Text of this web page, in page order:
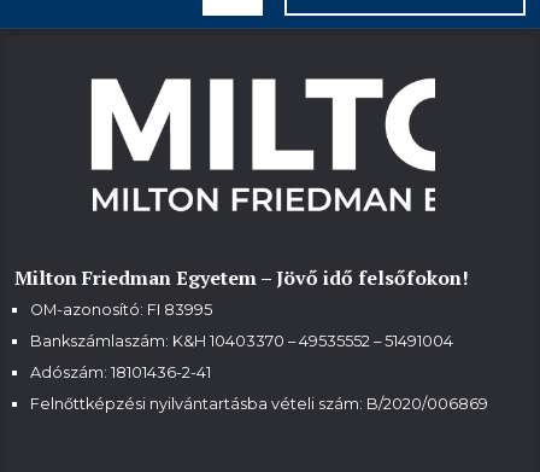
Milton Friedman Egyetem – Jövő idő felsőfokon!
OM-azonosító: FI 83995
Bankszámlaszám: K&H 10403370 – 49535552 – 51491004
Adószám: 18101436-2-41
Felnőttképzési nyilvántartásba vételi szám: B/2020/006869